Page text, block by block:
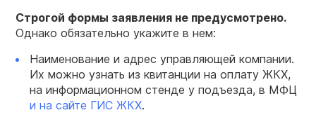
Строгой формы заявления не предусмотрено.
Однако обязательно укажите в нем:
Наименование и адрес управляющей компании.
Их можно узнать из квитанции на оплату ЖКХ,
на информационном стенде у подъезда, в МФЦ
и на сайте ГИС ЖКХ.